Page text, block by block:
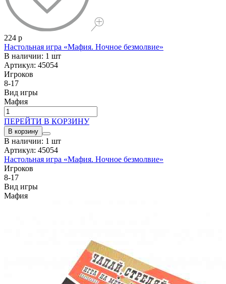
224 р
Настольная игра «Мафия. Ночное безмолвие»
В наличии: 1 шт
Артикул: 45054
Игроков
8-17
Вид игры
Мафия
ПЕРЕЙТИ В КОРЗИНУ
В корзину
В наличии: 1 шт
Артикул: 45054
Настольная игра «Мафия. Ночное безмолвие»
Игроков
8-17
Вид игры
Мафия